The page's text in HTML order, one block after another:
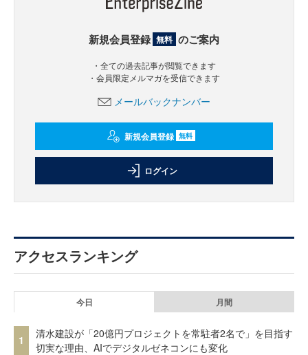
新規会員登録 無料 のご案内
・全ての過去記事が閲覧できます
・会員限定メルマガを受信できます
メールバックナンバー
新規会員登録 無料
ログイン
アクセスランキング
今日 月間
1
清水建設が「20億円プロジェクトを常駐者2名で」を目指す
切実な理由、AIでデジタルゼネコンにも変化